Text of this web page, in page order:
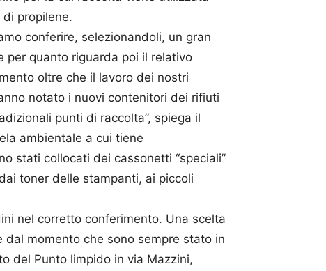
propilene.
conferire, selezionandoli, un gran
per quanto riguarda poi il relativo
oltre che il lavoro dei nostri
notato i nuovi contenitori dei rifiuti
punti di raccolta”, spiega il
ambientale a cui tiene
stati collocati dei cassonetti “speciali”
toner delle stampanti, ai piccoli
nel corretto conferimento. Una scelta
momento che sono sempre stato in
del Punto limpido in via Mazzini,